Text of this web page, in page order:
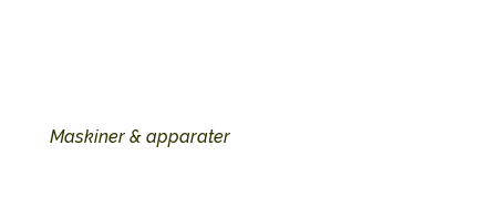
Maskiner & apparater